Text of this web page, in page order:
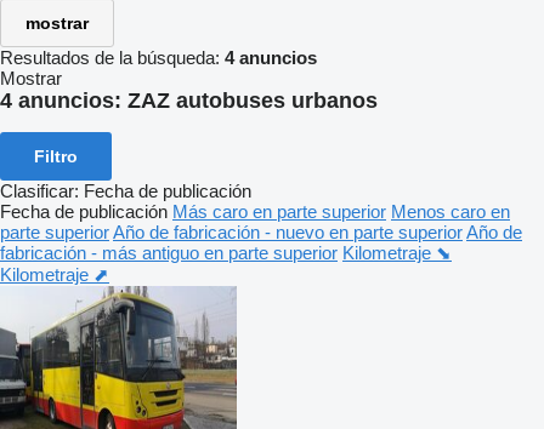
mostrar
Resultados de la búsqueda: 4 anuncios
Mostrar
4 anuncios: ZAZ autobuses urbanos
Filtro
Clasificar: Fecha de publicación
Fecha de publicación Más caro en parte superior Menos caro en
parte superiorAño de fabricación - nuevo en parte superiorAño de
fabricación - más antiguo en parte superior Kilometraje ⬊
Kilometraje ⬈